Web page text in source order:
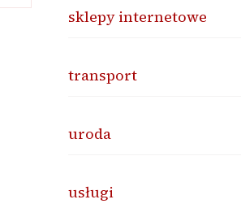
sklepy internetowe
transport
uroda
usługi